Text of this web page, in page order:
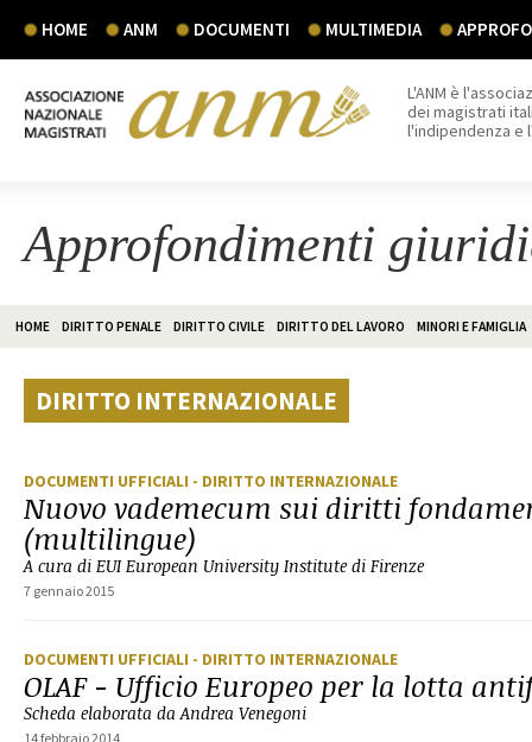
HOME ANM DOCUMENTI MULTIMEDIA
L'ANM è
dei magistrati
l'indipendenza e
Approfondimenti
HOME DIRITTO PENALE DIRITTO CIVILE DIRITTO DEL LAVORO MINORI E FAMIGLIA
DIRITTO INTERNAZIONALE
DOCUMENTI UFFICIALI - DIRITTO INTERNAZIONALE
Nuovo vademecum sui diritti
(multilingue)
A cura di EUI European University Institute di Firenze
7 gennaio 2015
DOCUMENTI UFFICIALI - DIRITTO INTERNAZIONALE
OLAF - Ufficio Europeo per la lotta
Scheda elaborata da Andrea Venegoni
14 febbraio 2014